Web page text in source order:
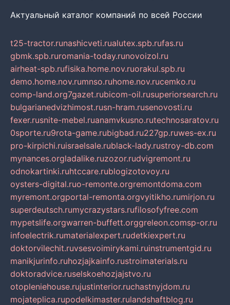
Актуальный каталог компаний по всей России
t25-tractor.runashicveti.rualutex.spb.rufas.ru
gbmk.spb.ruromania-today.runovoizol.ru
airheat-spb.rufisika.home.nov.ruorakul.spb.ru
demo.home.nov.rumnso.ruhome.nov.rucemko.ru
comp-land.org7gazet.rubicom-oil.rusuperiorsearch.ru
bulgarianedvizhimost.rusn-hram.rusenovosti.ru
fexer.rusnite-mebel.ruanamvkusno.rutechnosaratov.ru
0sporte.ru9rota-game.rubigbad.ru227gp.ruwes-ex.ru
pro-kirpichi.ruisraelsale.rublack-lady.rustroy-db.com
mynances.orgladalike.ruzozor.rudvigremont.ru
odnokartinki.ruhtccare.rublogizotovoy.ru
oysters-digital.ruo-remonte.orgremontdoma.com
myremont.orgportal-remonta.orgvyitikho.rumirjon.ru
superdeutsch.rumycrazystars.rufilosofyfree.com
mypetslife.orgwarren-buffett.orggreleon.comsp-or.ru
infoelectrik.rumaterialexpert.rudetkiexpert.ru
doktorvilechit.ruvsesvoimirykami.ruinstrumentgid.ru
manikjurinfo.ruhozjajkainfo.rustroimaterials.ru
doktoradvice.ruselskoehozjajstvo.ru
otopleniehouse.rujustinterior.ruchastnyjdom.ru
mojateplica.rupodelkimaster.rulandshaftblog.ru